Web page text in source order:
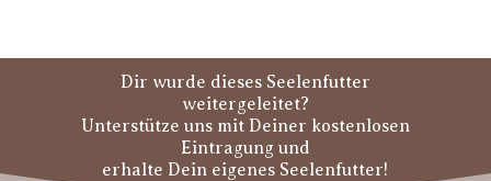
Dir wurde dieses Seelenfutter
weitergeleitet?
Unterstütze uns mit Deiner kostenlosen
Eintragung und
erhalte Dein eigenes Seelenfutter!